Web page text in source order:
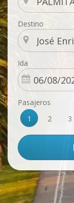
Destino
Ida
Pasajeros
1
2 3